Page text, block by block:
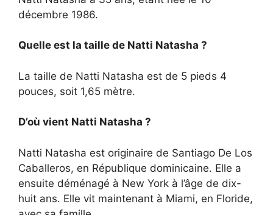
décembre 1986.
Quelle est la taille de Natti Natasha ?
La taille de Natti Natasha est de 5 pieds 4
pouces, soit 1,65 mètre.
D’où vient Natti Natasha ?
Natti Natasha est originaire de Santiago De Los
Caballeros, en République dominicaine. Elle a
ensuite déménagé à New York à l’âge de dix-
huit ans. Elle vit maintenant à Miami, en Floride,